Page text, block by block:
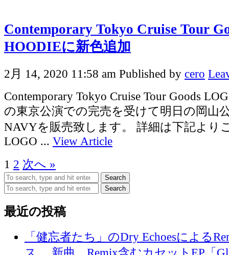
Contemporary Tokyo Cruise Tour
HOODIEに新色追加
2月 14, 2020 11:58 am Published by cero
Contemporary Tokyo Cruise Tour Goods
の東京公演での完売を受けて明日の岡山
NAVYを販売致します。 詳細は下記より
LOGO ... View Article
1 2 次へ »
Search
Search
最近の投稿
「健忘者たち」のDry Echoesによる